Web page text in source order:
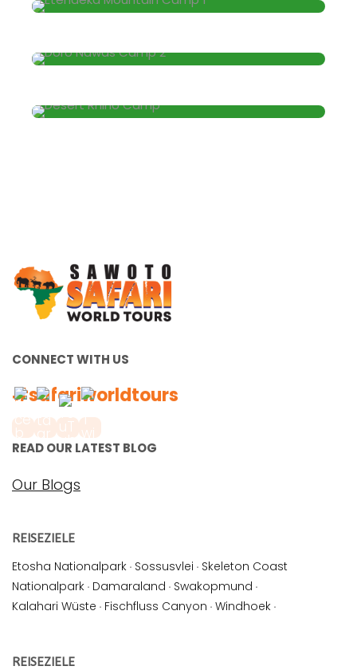
CONNECT WITH US
#safariworldtours
READ OUR LATEST BLOG
Our Blogs
REISEZIELE
Etosha Nationalpark · Sossusvlei · Skeleton Coast
Nationalpark · Damaraland · Swakopmund ·
Kalahari Wüste · Fischfluss Canyon · Windhoek ·
REISEZIELE